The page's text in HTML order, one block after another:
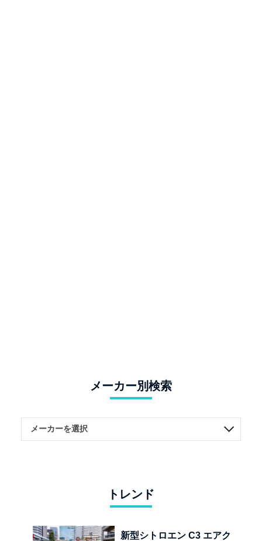
メーカー別検索
トレンド
新型シトロエン C3 エアク